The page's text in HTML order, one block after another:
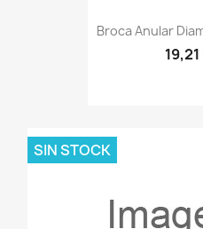
Broca Anular
SIN STOCK